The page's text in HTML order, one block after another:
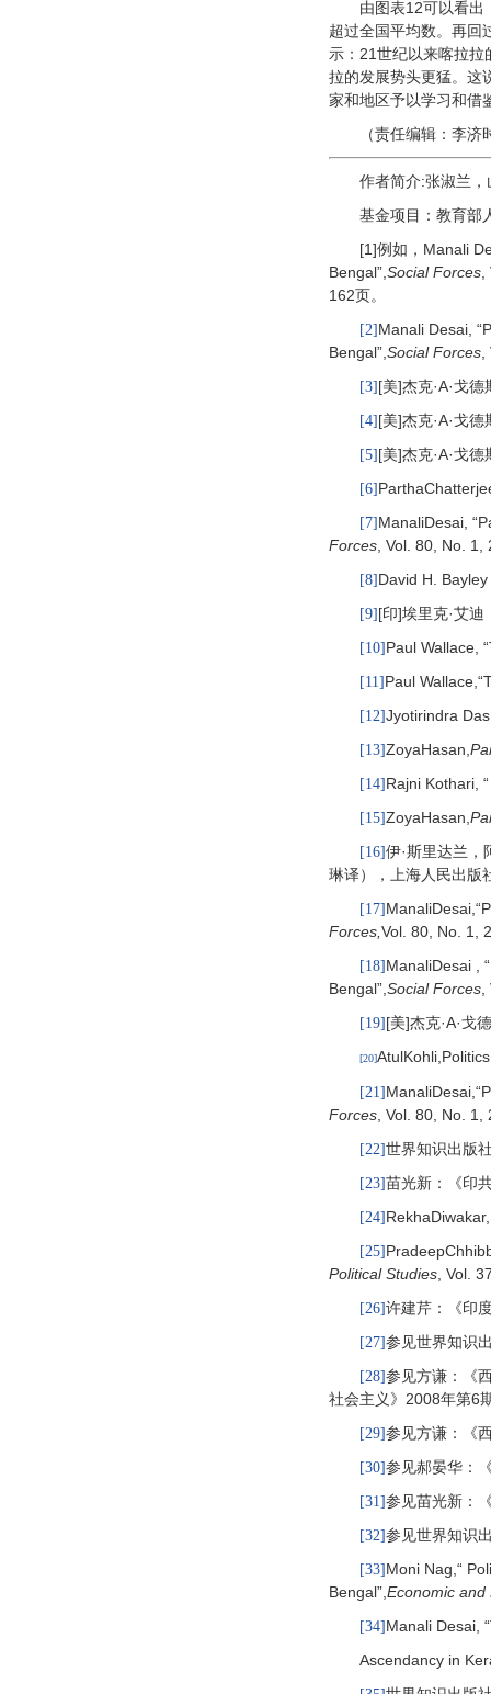
由图表12可以看出
超过全国平均数。再回
示：21世纪以来喀拉拉
拉的发展势头更猛。这
家和地区予以学习和借
（责任编辑：李济
作者简介:张淑兰
基金项目：教育部
[1]例如，Manali
Bengal”,Social Forces,
162页。
[2] Manali Desai,
Bengal”,Social Forces,
[3] [美]杰克·A·戈
[4] [美]杰克·A·戈
[5] [美]杰克·A·戈
[6]
[7] ManaliDesai,
Forces, Vol. 80, No. 1,
[8] David H.
[9] [印]埃里克·艾
[10] Paul Wallace,
[11] Paul
[12]Jyotirindra
[13]ZoyaHasan,
[14] Rajni Kothari,
[15]ZoyaHasan,
[16]伊·斯里达兰
琳译），上海人民出版
[17]
Forces,Vol. 80, No. 1,
[18] ManaliDesai ,
Bengal”,Social Forces,
[19] [美]杰克·A·戈
[20]
[21]
Forces, Vol. 80, No. 1,
[22]世界知识出版
[23]苗光新：《印
[24]
[25]
Political Studies, Vol.
[26]许建芹：《印
[27]参见世界知识
[28]参见方谦：《
社会主义》2008年第6
[29]参见方谦：《
[30]参见郝晏华：
[31]参见苗光新：
[32]参见世界知识
[33] Moni Nag,“
Bengal”,Economic and
[34] Manali Desai,
Ascendancy in